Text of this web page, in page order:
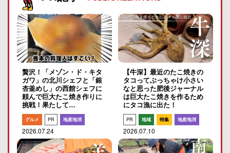
贅沢！「メゾン・ド・キタ
ガワ」の北川シェフと「銀
杏釜めし」の西館シェフに
頼んで巨大たこ焼き作りに
挑戦！果たして…
グルメ PR 地産地消
2026.07.24
【牛深】最近のたこ焼きの
タコってぶっちゃけ小さい
なと思った肥後ジャーナル
は巨大たこ焼きを作るため
にタコ漁に出た！
PR 地域 特集 地産地消
2026.07.10